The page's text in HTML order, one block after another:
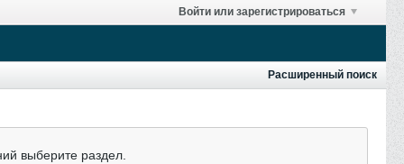
Войти или зарегистрироваться
Расширенный поиск
выберите раздел.